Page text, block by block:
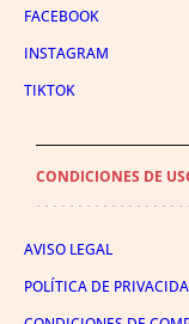
FACEBOOK
INSTAGRAM
TIKTOK
CONDICIONES DE
AVISO LEGAL
POLÍTICA DE